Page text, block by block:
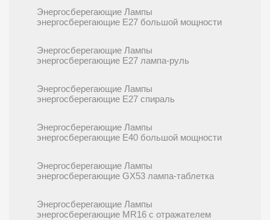
Энергосберегающие Лампы
энергосберегающие E27 большой мощности
Энергосберегающие Лампы
энергосберегающие E27 лампа-руль
Энергосберегающие Лампы
энергосберегающие E27 спираль
Энергосберегающие Лампы
энергосберегающие E40 большой мощности
Энергосберегающие Лампы
энергосберегающие GX53 лампа-таблетка
Энергосберегающие Лампы
энергосберегающие MR16 с отражателем